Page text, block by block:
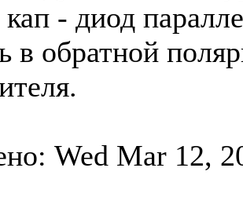
- диод
в обратной
Wed Mar 12,